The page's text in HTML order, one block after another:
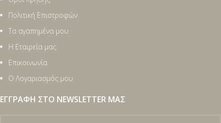
Πολιτική Επιστροφών
Τα αγαπημένα μου
Η Εταιρεία μας
Επικοινωνία
Ο Λογαριασμός μου
ΕΓΓΡΑΦΉ ΣΤΟ NEWSLETTER ΜΑΣ